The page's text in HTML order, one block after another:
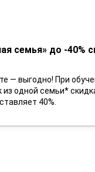
семья» до -40%
— выгодно! При
из одной семьи*
40%.